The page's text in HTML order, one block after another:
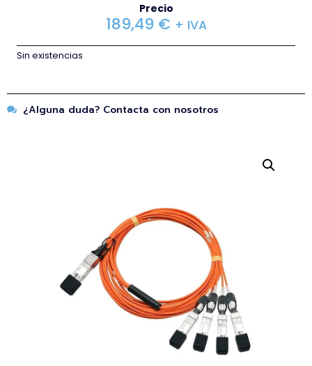
Precio
189,49 € + IVA
Sin existencias
¿Alguna duda? Contacta con nosotros